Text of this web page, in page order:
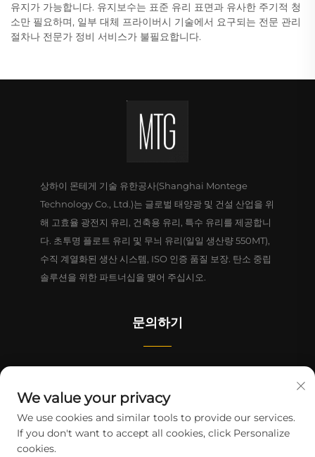
유지가 가능합니다. 유지보수는 표준 유리 표면과 유사한 주기적 청
소만 필요하며, 일부 대체 프라이버시 기술에서 요구되는 전문 관리
절차나 전문가 정비 서비스가 불필요합니다.
상하이 몬테게 기술 유한공사(Shanghai Montege
Technology Co., Ltd.)는 글로벌 태양광 및 건설 산업을 위
해 고효율 광전지 유리, 건축용 유리, 특수 유리를 제공합니
다. 초투명 플로트 유리 및 무늬 유리(일일 생산량 550MT),
수직 계열화된 생산 시스템, ISO 인증 품질 보장. 탄소 중립
솔루션을 위한 파트너십을 맺어 주십시오.
문의하기
+86-15124919712
[email protected]
We value your privacy
We use cookies and similar tools to provide our services.
If you don't want to accept all cookies, click Personalize
cookies.